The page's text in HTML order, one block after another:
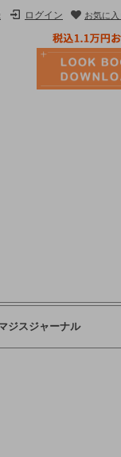
お気に入
ログイン
ジスジャーナル